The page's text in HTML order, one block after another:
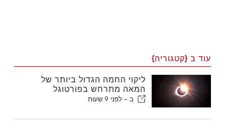
עוד ב {קטגוריה}
ליקוי החמה הגדול ביותר של
המאה מתרחש בפורטוגל
ב - לפני 9 שעות